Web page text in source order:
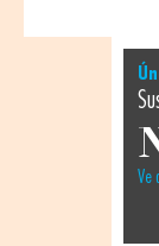
Ve